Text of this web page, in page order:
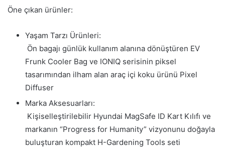
Öne çıkan ürünler:
Yaşam Tarzı Ürünleri:
Ön bagajı günlük kullanım alanına dönüştüren EV
Frunk Cooler Bag ve IONIQ serisinin piksel
tasarımından ilham alan araç içi koku ürünü Pixel
Diffuser
Marka Aksesuarları:
Kişiselleştirilebilir Hyundai MagSafe ID Kart Kılıfı ve
markanın “Progress for Humanity” vizyonunu doğayla
buluşturan kompakt H-Gardening Tools seti